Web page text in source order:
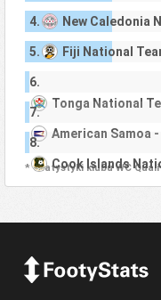
4. New Caledonia
5. Fiji National
6.
Tonga National
7.
American Samoa -
8.
Cook Islands
* Statystyki klubu WC